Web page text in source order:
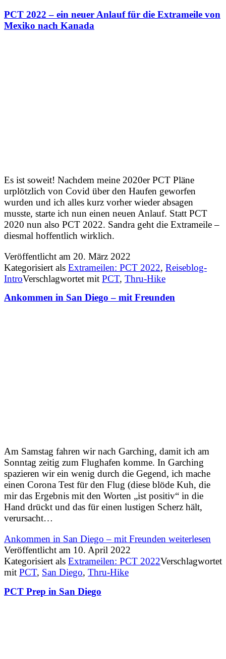
PCT 2022 – ein neuer Anlauf für die Extrameile von
Mexiko nach Kanada
Es ist soweit! Nachdem meine 2020er PCT Pläne
urplötzlich von Covid über den Haufen geworfen
wurden und ich alles kurz vorher wieder absagen
musste, starte ich nun einen neuen Anlauf. Statt PCT
2020 nun also PCT 2022. Sandra geht die Extrameile –
diesmal hoffentlich wirklich.
Veröffentlicht am 20. März 2022
Kategorisiert als Extrameilen: PCT 2022, Reiseblog-
IntroVerschlagwortet mit PCT, Thru-Hike
Ankommen in San Diego – mit Freunden
Am Samstag fahren wir nach Garching, damit ich am
Sonntag zeitig zum Flughafen komme. In Garching
spazieren wir ein wenig durch die Gegend, ich mache
einen Corona Test für den Flug (diese blöde Kuh, die
mir das Ergebnis mit den Worten „ist positiv“ in die
Hand drückt und das für einen lustigen Scherz hält,
verursacht…
Ankommen in San Diego – mit Freunden weiterlesen
Veröffentlicht am 10. April 2022
Kategorisiert als Extrameilen: PCT 2022Verschlagwortet
mit PCT, San Diego, Thru-Hike
PCT Prep in San Diego